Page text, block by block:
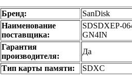
Бренд:
SanDisk
Наименование
поставщика:
SDSDXEP-
GN4IN
Гарантия
производителя:
Да
Тип карты памяти:
SDXC